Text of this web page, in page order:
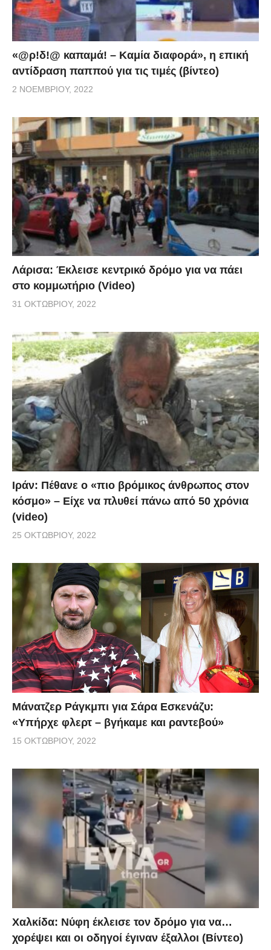
«@ρ!δ!@ καπαμά! – Καμία διαφορά», η επική
αντίδραση παππού για τις τιμές (βίντεο)
2 ΝΟΕΜΒΡΊΟΥ, 2022
Λάρισα: Έκλεισε κεντρικό δρόμο για να πάει
στο κομμωτήριο (Video)
31 ΟΚΤΩΒΡΊΟΥ, 2022
Ιράν: Πέθανε ο «πιο βρόμικος άνθρωπος στον
κόσμο» – Είχε να πλυθεί πάνω από 50 χρόνια
(video)
25 ΟΚΤΩΒΡΊΟΥ, 2022
Μάνατζερ Ράγκμπι για Σάρα Εσκενάζυ:
«Υπήρχε φλερτ – βγήκαμε και ραντεβού»
15 ΟΚΤΩΒΡΊΟΥ, 2022
Χαλκίδα: Νύφη έκλεισε τον δρόμο για να…
χορέψει και οι οδηγοί έγιναν έξαλλοι (Βίντεο)